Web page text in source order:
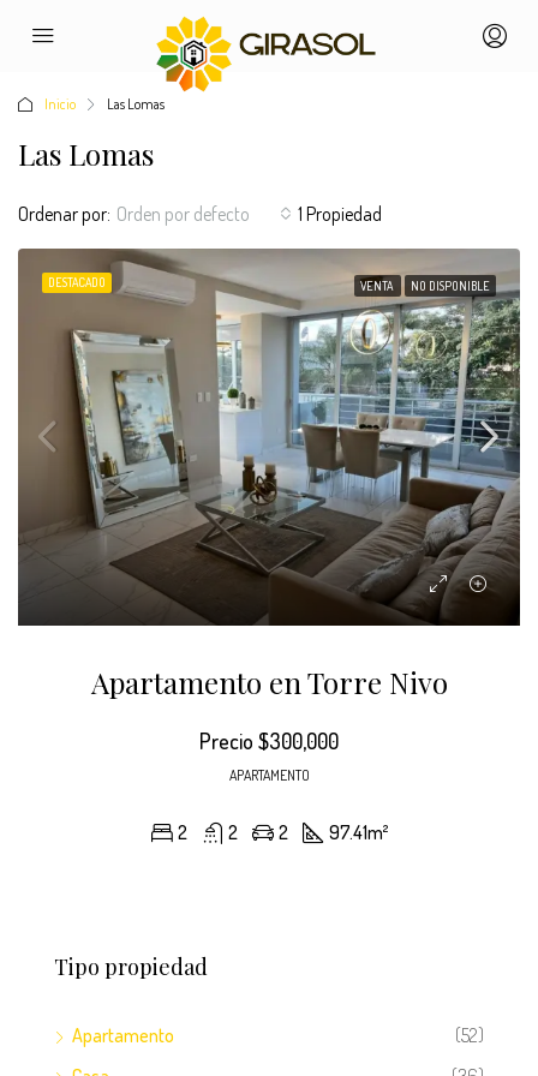
Inicio Las Lomas
Las Lomas
1 Propiedad
Ordenar por: Orden por defecto
DESTACADO VENTA NO DISPONIBLE
Apartamento en Torre Nivo
Precio $300,000
APARTAMENTO
2 2 2 97.41m²
Tipo propiedad
Apartamento
(52)